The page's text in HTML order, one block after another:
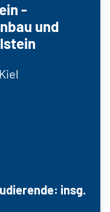
-
und
insg.